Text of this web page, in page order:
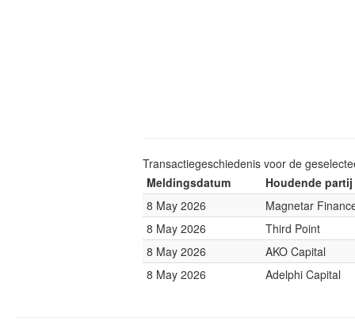
Transactiegeschiedenis voor de
Meldingsdatum
Houdende partij
8 May 2026
Magnetar
8 May 2026
Third Point
8 May 2026
AKO Capital
8 May 2026
Adelphi Capital